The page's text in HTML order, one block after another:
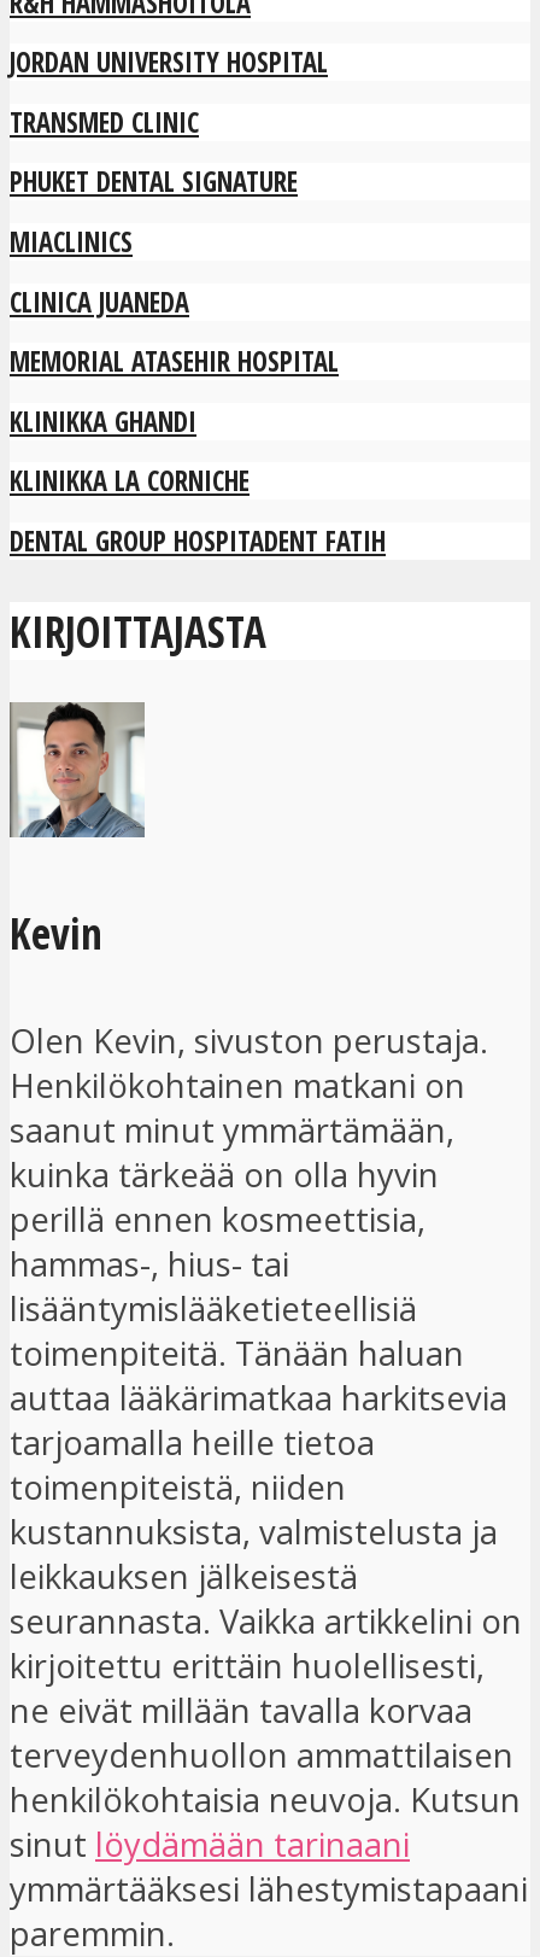
JORDAN UNIVERSITY HOSPITAL
TRANSMED CLINIC
PHUKET DENTAL SIGNATURE
MIACLINICS
CLINICA JUANEDA
MEMORIAL ATASEHIR HOSPITAL
KLINIKKA GHANDI
KLINIKKA LA CORNICHE
DENTAL GROUP HOSPITADENT FATIH
KIRJOITTAJASTA
Kevin
Olen Kevin, sivuston perustaja.
Henkilökohtainen matkani on
saanut minut ymmärtämään,
kuinka tärkeää on olla hyvin
perillä ennen kosmeettisia,
hammas-, hius- tai
lisääntymislääketieteellisiä
toimenpiteitä. Tänään haluan
auttaa lääkärimatkaa harkitsevia
tarjoamalla heille tietoa
toimenpiteistä, niiden
kustannuksista, valmistelusta ja
leikkauksen jälkeisestä
seurannasta. Vaikka artikkelini on
kirjoitettu erittäin huolellisesti,
ne eivät millään tavalla korvaa
terveydenhuollon ammattilaisen
henkilökohtaisia ​​neuvoja. Kutsun
sinut löydämään tarinaani
ymmärtääksesi lähestymistapaani
paremmin.